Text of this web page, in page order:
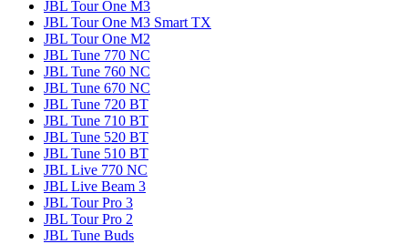
JBL Tour One M3
JBL Tour One M3 Smart TX
JBL Tour One M2
JBL Tune 770 NC
JBL Tune 760 NC
JBL Tune 670 NC
JBL Tune 720 BT
JBL Tune 710 BT
JBL Tune 520 BT
JBL Tune 510 BT
JBL Live 770 NC
JBL Live Beam 3
JBL Tour Pro 3
JBL Tour Pro 2
JBL Tune Buds